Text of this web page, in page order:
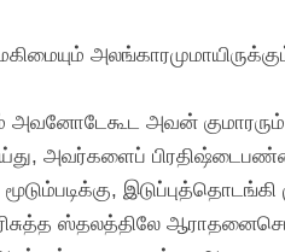
அவன் குமாரரும்
அவர்களைப்
ஸ்தலத்திலே